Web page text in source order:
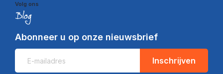
Volg ons
Abonneer u op onze nieuwsbrief
Inschrijven